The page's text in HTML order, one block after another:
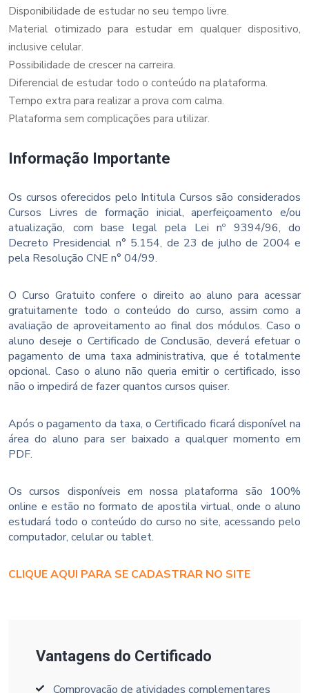
Disponibilidade de estudar no seu tempo livre.
Material otimizado para estudar em qualquer dispositivo,
inclusive celular.
Possibilidade de crescer na carreira.
Diferencial de estudar todo o conteúdo na plataforma.
Tempo extra para realizar a prova com calma.
Plataforma sem complicações para utilizar.
Informação Importante
Os cursos oferecidos pelo Intitula Cursos são considerados
Cursos Livres de formação inicial, aperfeiçoamento e/ou
atualização, com base legal pela Lei nº 9394/96, do
Decreto Presidencial n° 5.154, de 23 de julho de 2004 e
pela Resolução CNE n° 04/99.
O Curso Gratuito confere o direito ao aluno para acessar
gratuitamente todo o conteúdo do curso, assim como a
avaliação de aproveitamento ao final dos módulos. Caso o
aluno deseje o Certificado de Conclusão, deverá efetuar o
pagamento de uma taxa administrativa, que é totalmente
opcional. Caso o aluno não queria emitir o certificado, isso
não o impedirá de fazer quantos cursos quiser.
Após o pagamento da taxa, o Certificado ficará disponível na
área do aluno para ser baixado a qualquer momento em
PDF.
Os cursos disponíveis em nossa plataforma são 100%
online e estão no formato de apostila virtual, onde o aluno
estudará todo o conteúdo do curso no site, acessando pelo
computador, celular ou tablet.
CLIQUE AQUI PARA SE CADASTRAR NO SITE
Vantagens do Certificado
Comprovação de atividades complementares